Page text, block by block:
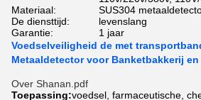
Materiaal:
SUS304
De diensttijd:
levenslang
Garantie:
1 jaar
Voedselveiligheid de met
Metaaldetector voor Banketbakkerij
Over Shanan.pdf
Toepassing:voedsel, farmaceutische,